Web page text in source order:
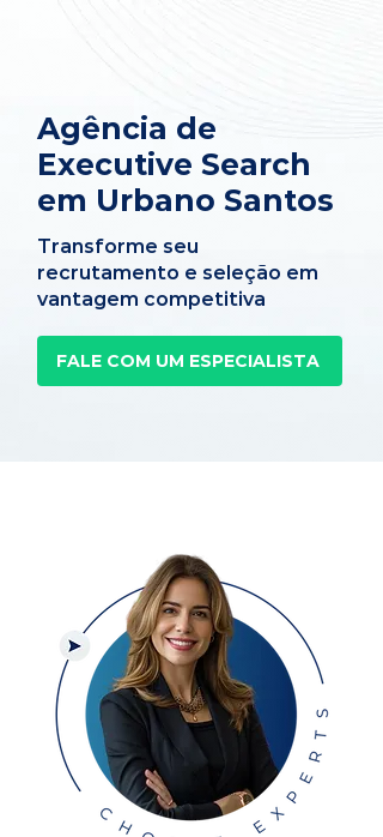
Agência de
Executive Search
em Urbano Santos
Transforme seu
recrutamento e seleção em
vantagem competitiva
FALE COM UM ESPECIALISTA